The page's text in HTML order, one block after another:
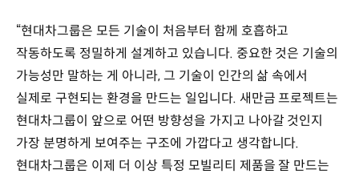
“현대차그룹은 모든 기술이 처음부터 함께 호흡하고
작동하도록 정밀하게 설계하고 있습니다. 중요한 것은 기술의
가능성만 말하는 게 아니라, 그 기술이 인간의 삶 속에서
실제로 구현되는 환경을 만드는 일입니다. 새만금 프로젝트는
현대차그룹이 앞으로 어떤 방향성을 가지고 나아갈 것인지
가장 분명하게 보여주는 구조에 가깝다고 생각합니다.
현대차그룹은 이제 더 이상 특정 모빌리티 제품을 잘 만드는